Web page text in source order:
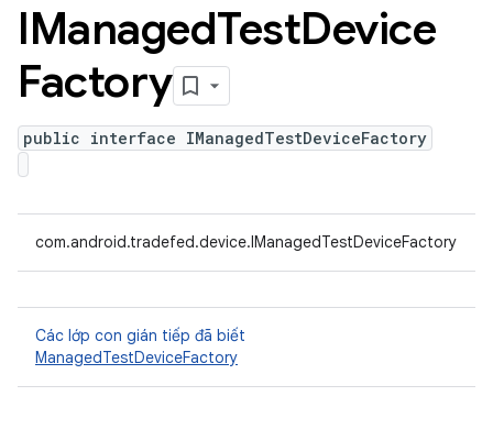
IManagedTestDevice
Factory
public interface IManagedTestDeviceFactory
com.android.tradefed.device.IManagedTestDeviceFactory
Các lớp con gián tiếp đã biết
ManagedTestDeviceFactory